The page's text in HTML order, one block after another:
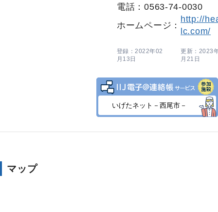
電話：0563-74-0030
ホームページ：
http://
lc.com/
登録：2022年02
月13日
更新：2023
月21日
いげたネット－西尾市－
マップ